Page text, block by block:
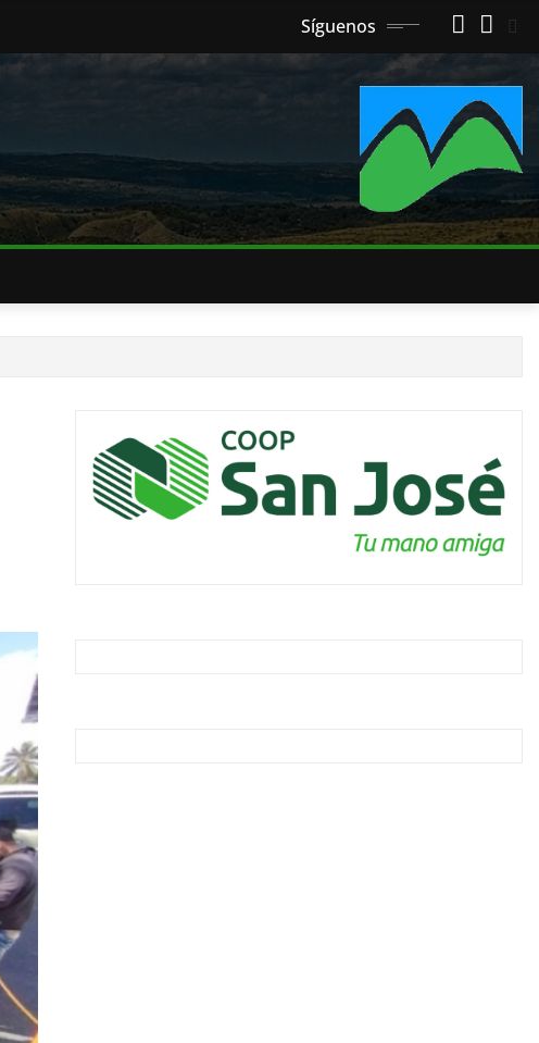
Síguenos